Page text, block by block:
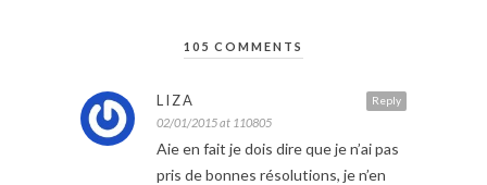
105 COMMENTS
Reply
LIZA
02/01/2015 at 110805
Aie en fait je dois dire que je n’ai pas
pris de bonnes résolutions, je n’en